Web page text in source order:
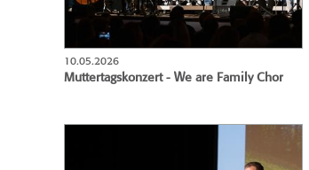
10.05.2026
Muttertagskonzert - We are Family Chor